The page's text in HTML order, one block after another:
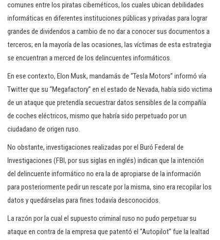
comunes entre los piratas cibernéticos, los cuales ubican debilidades
informáticas en diferentes instituciones públicas y privadas para lograr
grandes de dividendos a cambio de no dar a conocer sus documentos a
terceros; en la mayoría de las ocasiones, las víctimas de esta estrategia
se encuentran a merced de los delincuentes informáticos.
En ese contexto, Elon Musk, mandamás de “Tesla Motors” informó vía
Twitter que su “Megafactory” en el estado de Nevada, había sido victima
de un ataque que pretendía secuestrar datos sensibles de la compañía
de coches eléctricos, mismo que habría sido perpetuado por un
ciudadano de origen ruso.
No obstante, investigaciones realizadas por el Buró Federal de
Investigaciones (FBI, por sus siglas en inglés) indican que la intención
del delincuente informático no era la de apropiarse de la información
para posteriormente pedir un rescate por la misma, sino era recopilar los
datos y quedárselas para fines todavía desconocidos.
La razón por la cual el supuesto criminal ruso no pudo perpetuar su
ataque en contra de la empresa que patentó el “Autopilot” fue la lealtad